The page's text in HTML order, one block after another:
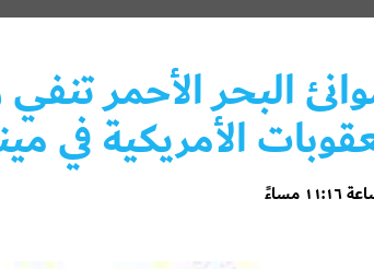
البحر الأحمر
الأمريكية في